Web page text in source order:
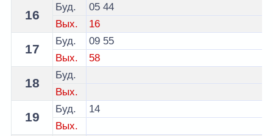
16
Буд. 05 44
Вых.
16
17
Буд. 09 55
Вых.
58
18
Буд.
Вых.
19
Буд.
14
Вых.